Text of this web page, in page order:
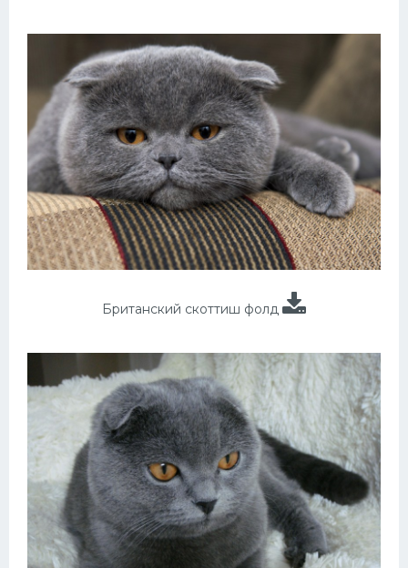
Британский скоттиш фолд